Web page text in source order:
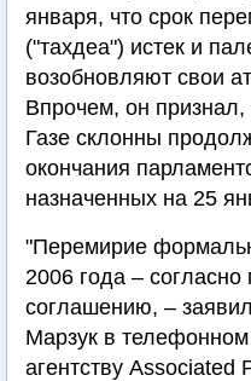
января, что срок
("тахдеа") истек и
возобновляют свои
Впрочем, он
Газе склонны
окончания
назначенных на 25
"Перемирие
2006 года –
соглашению, –
Марзук в
агентству Associated